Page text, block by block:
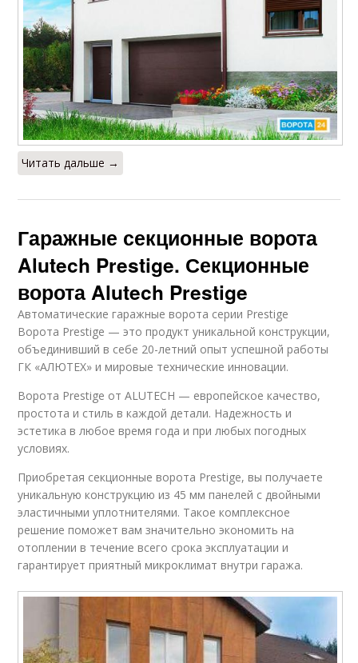
Читать дальше →
Гаражные секционные ворота
Alutech Prestige. Секционные
ворота Alutech Prestige
Автоматические гаражные ворота серии Prestige
Ворота Prestige — это продукт уникальной конструкции,
объединивший в себе 20-летний опыт успешной работы
ГК «АЛЮТЕХ» и мировые технические инновации.
Ворота Prestige от ALUTECH — европейское качество,
простота и стиль в каждой детали. Надежность и
эстетика в любое время года и при любых погодных
условиях.
Приобретая секционные ворота Prestige, вы получаете
уникальную конструкцию из 45 мм панелей с двойными
эластичными уплотнителями. Такое комплексное
решение поможет вам значительно экономить на
отоплении в течение всего срока эксплуатации и
гарантирует приятный микроклимат внутри гаража.